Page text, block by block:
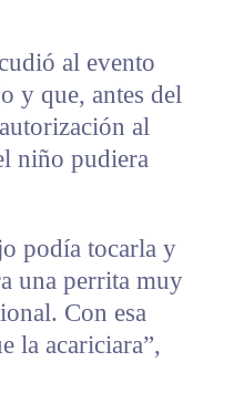
al evento
y que, antes del
al
niño pudiera
podía tocarla y
una perrita muy
Con esa
la acariciara”,